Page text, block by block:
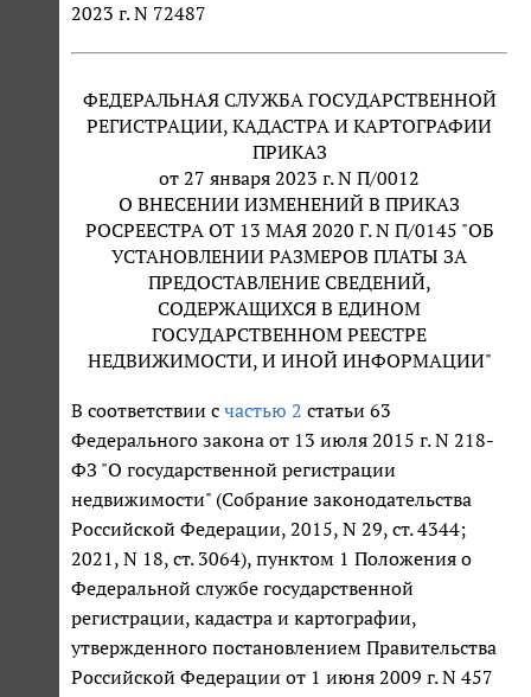
2023 г. N 72487
ФЕДЕРАЛЬНАЯ СЛУЖБА ГОСУДАРСТВЕННОЙ
РЕГИСТРАЦИИ, КАДАСТРА И КАРТОГРАФИИ
ПРИКАЗ
от 27 января 2023 г. N П/0012
О ВНЕСЕНИИ ИЗМЕНЕНИЙ В ПРИКАЗ
РОСРЕЕСТРА ОТ 13 МАЯ 2020 Г. N П/0145 "ОБ
УСТАНОВЛЕНИИ РАЗМЕРОВ ПЛАТЫ ЗА
ПРЕДОСТАВЛЕНИЕ СВЕДЕНИЙ,
СОДЕРЖАЩИХСЯ В ЕДИНОМ
ГОСУДАРСТВЕННОМ РЕЕСТРЕ
НЕДВИЖИМОСТИ, И ИНОЙ ИНФОРМАЦИИ"
В соответствии с частью 2 статьи 63
Федерального закона от 13 июля 2015 г. N 218-
ФЗ "О государственной регистрации
недвижимости" (Собрание законодательства
Российской Федерации, 2015, N 29, ст. 4344;
2021, N 18, ст. 3064), пунктом 1 Положения о
Федеральной службе государственной
регистрации, кадастра и картографии,
утвержденного постановлением Правительства
Российской Федерации от 1 июня 2009 г. N 457